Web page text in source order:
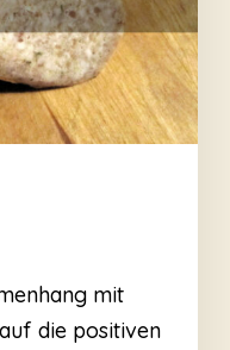
mit
die positiven